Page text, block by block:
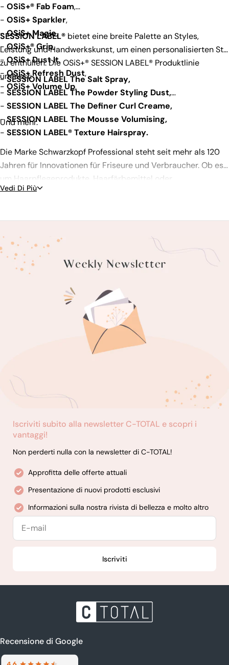
- OSiS+® Fab Foam,
- OSiS+ Sparkler,
-OSiS+ Magic,
-OSiS+® Grip,
-OSiS+ Dust It,
-OSiS+ Refresh Dust,
- OSiS+ Volume Up,
SESSION LABEL® bietet eine breite Palette an Styles,
Leistung und Handwerkskunst, um einen personalisierten Stil
zu enthüllen. Die OSiS+® SESSION LABEL® Produktlinie
umfasst:
-SESSION LABEL The Salt Spray,
- SESSION LABEL The Powder Styling Dust,
- SESSION LABEL The Definer Curl Creame,
-SESSION LABEL The Mousse Volumising,
- SESSION LABEL® Texture Hairspray.
Und mehr.
Die Marke Schwarzkopf Professional steht seit mehr als 120
Jahren für Innovationen für Friseure und Verbraucher. Ob es
um Haarpflegeprodukte, Haarfärbemittel oder
Stylingprodukte geht, finden Sie alle Schwarzkopf
Vedi Di Più
Iscriviti subito alla newsletter C-TOTAL e scopri i
vantaggi!
Non perderti nulla con la newsletter di C-TOTAL!
Approfitta delle offerte attuali
Presentazione di nuovi prodotti esclusivi
Informazioni sulla nostra rivista di bellezza e molto altro
E-
Iscriviti
Recensione di Google